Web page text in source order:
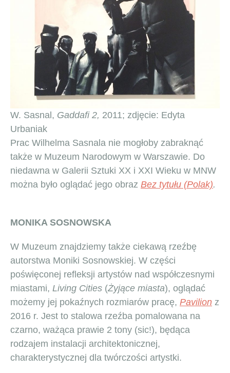
W. Sasnal, Gaddafi 2, 2011; zdjęcie: Edyta
Urbaniak
Prac Wilhelma Sasnala nie mogłoby zabraknąć
także w Muzeum Narodowym w Warszawie. Do
niedawna w Galerii Sztuki XX i XXI Wieku w MNW
można było oglądać jego obraz Bez tytułu (Polak).
MONIKA SOSNOWSKA
W Muzeum znajdziemy także ciekawą rzeźbę
autorstwa Moniki Sosnowskiej. W części
poświęconej refleksji artystów nad współczesnymi
miastami, Living Cities (Żyjące miasta), oglądać
możemy jej pokaźnych rozmiarów pracę, Pavilion z
2016 r. Jest to stalowa rzeźba pomalowana na
czarno, ważąca prawie 2 tony (sic!), będąca
rodzajem instalacji architektonicznej,
charakterystycznej dla twórczości artystki.